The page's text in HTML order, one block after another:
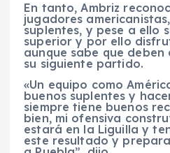
En tanto, Ambriz
jugadores
suplentes, y pese a ello
superior y por ello
aunque sabe que
su siguiente partido.
«Un equipo como
buenos suplentes y
siempre tiene buenos
bien, mi ofensiva
estará en la Liguilla y
este resultado y